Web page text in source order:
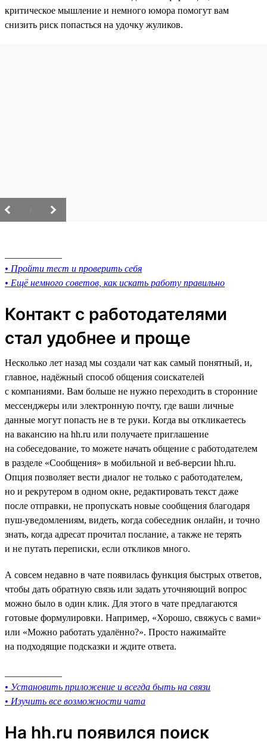
критическое мышление и немного юмора помогут вам
снизить риск попасться на удочку жуликов.
• Пройти тест и проверить себя
• Ещё немного советов, как искать работу правильно
Контакт с работодателями
стал удобнее и проще
Несколько лет назад мы создали чат как самый понятный, и,
главное, надёжный способ общения соискателей
с компаниями. Вам больше не нужно переходить в сторонние
мессенджеры или электронную почту, где ваши личные
данные могут попасть не в те руки. Когда вы откликаетесь
на вакансию на hh.ru или получаете приглашение
на собеседование, то можете начать общение с работодателем
в разделе «Сообщения» в мобильной и веб-версии hh.ru.
Опция позволяет вести диалог не только с работодателем,
но и рекрутером в одном окне, редактировать текст даже
после отправки, не пропускать новые сообщения благодаря
пуш-уведомлениям, видеть, когда собеседник онлайн, и точно
знать, когда адресат прочитал послание, а также не терять
и не путать переписки, если откликов много.
А совсем недавно в чате появилась функция быстрых ответов,
чтобы дать обратную связь или задать уточняющий вопрос
можно было в один клик. Для этого в чате предлагаются
готовые формулировки. Например, «Хорошо, свяжусь с вами»
или «Можно работать удалённо?». Просто нажимайте
на подходящие подсказки и ждите ответа.
• Установить приложение и всегда быть на связи
• Изучить все возможности чата
На hh.ru появился поиск